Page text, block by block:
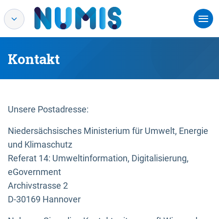
Kontakt
Unsere Postadresse:
Niedersächsisches Ministerium für Umwelt, Energie
und Klimaschutz
Referat 14: Umweltinformation, Digitalisierung,
eGovernment
Archivstrasse 2
D-30169 Hannover